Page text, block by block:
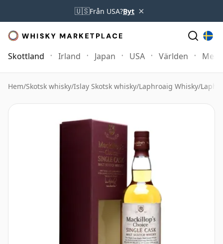
🇺🇸Från USA?Byt ×
Skottland Irland Japan USA Världen Mer
Hem/Skotsk whisky/Islay Skotsk whisky/Laphroaig Whisky/